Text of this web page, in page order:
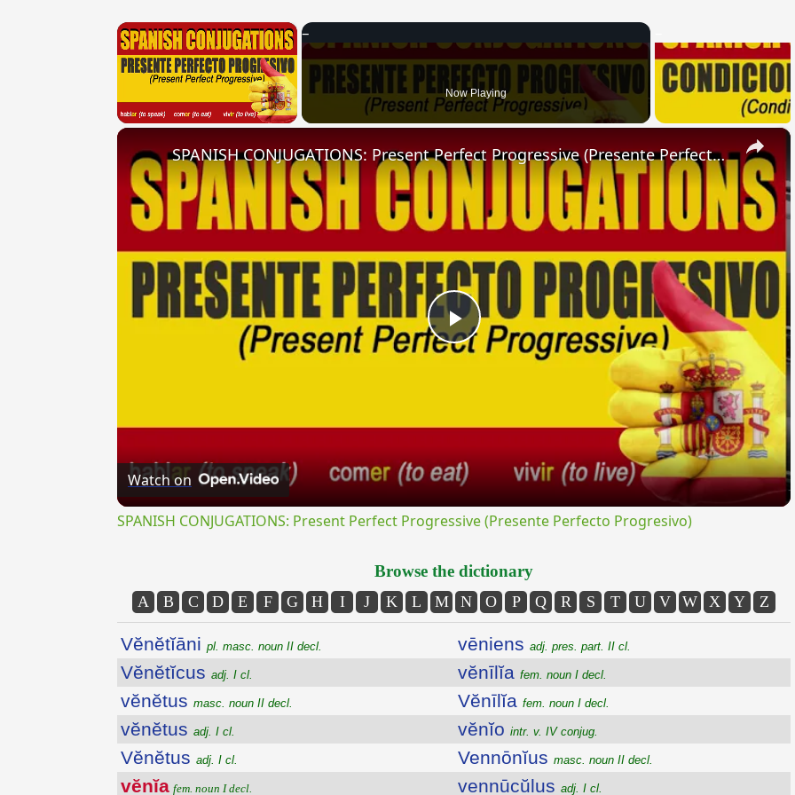
×
Now Playing
×
Play
SPANISH CONJUGATIONS: Present Perfect Progressive (Presente Perfecto Progresivo)
Watch on
SPANISH CONJUGATIONS: Present Perfect Progressive (Presente Perfecto Progresivo)
Browse the dictionary
A B C D E F G H I J K L M N O P Q R S T U V W X Y Z
Vĕnĕtĭāni pl. masc. noun II decl.
Vĕnĕtĭcus adj. I cl.
vĕnĕtus masc. noun II decl.
vĕnĕtus adj. I cl.
Vĕnĕtus adj. I cl.
vĕnĭa fem. noun I decl.
vēniens adj. pres. part. II cl.
vĕnīlĭa fem. noun I decl.
Vĕnīlĭa fem. noun I decl.
vĕnĭo intr. v. IV conjug.
Vennōnĭus masc. noun II decl.
vennūcŭlus adj. I cl.